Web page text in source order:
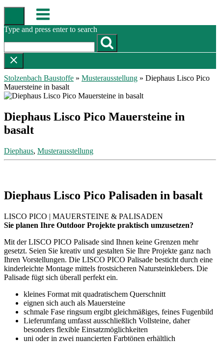
Skip
content
Menu
Type and press enter to search
Stolzenbach Baustoffe » Musterausstellung » Diephaus Lisco Pico
Mauersteine in basalt
Diephaus Lisco Pico Mauersteine in
basalt
Diephaus, Musterausstellung
Diephaus Lisco Pico Palisaden in basalt
LISCO PICO | MAUERSTEINE & PALISADEN
Sie planen Ihre Outdoor Projekte praktisch umzusetzen?
Mit der LISCO PICO Palisade sind Ihnen keine Grenzen mehr
gesetzt. Seien Sie kreativ und gestalten Sie Ihre Projekte ganz nach
Ihren Vorstellungen. Die LISCO PICO Palisade besticht durch eine
kinderleichte Montage mittels frostsicheren Natursteinklebers. Die
Palisade fügt sich überall perfekt ein.
kleines Format mit quadratischem Querschnitt
eignen sich auch als Mauersteine
schmale Fase ringsum ergibt gleichmäßiges, feines Fugenbild
Lieferumfang umfasst ausschließlich Vollsteine, daher
besonders flexible Einsatzmöglichkeiten
uni oder in zwei nuancierten Farbtönen erhältlich